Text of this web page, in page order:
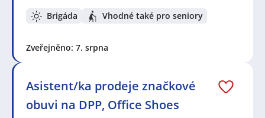
Brigáda Vhodné také pro seniory
Zveřejněno: 7. srpna
Asistent/ka prodeje značkové
obuvi na DPP, Office Shoes